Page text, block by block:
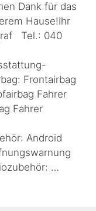
Dank für das
Hause!Ihr
Tel.: 040
Frontairbag
Fahrer
Fahrer
Android
…